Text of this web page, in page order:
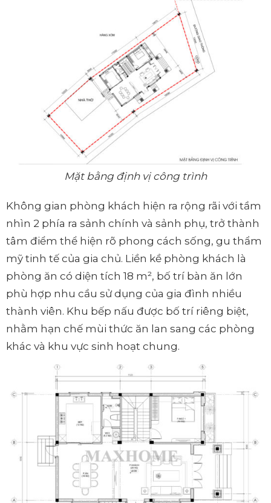
Mặt bằng định vị công trình
Không gian phòng khách hiện ra rộng rãi với tầm
nhìn 2 phía ra sảnh chính và sảnh phụ, trở thành
tâm điểm thể hiện rõ phong cách sống, gu thẩm
mỹ tinh tế của gia chủ. Liền kề phòng khách là
phòng ăn có diện tích 18 m², bố trí bàn ăn lớn
phù hợp nhu cầu sử dụng của gia đình nhiều
thành viên. Khu bếp nấu được bố trí riêng biệt,
nhằm hạn chế mùi thức ăn lan sang các phòng
khác và khu vực sinh hoạt chung.